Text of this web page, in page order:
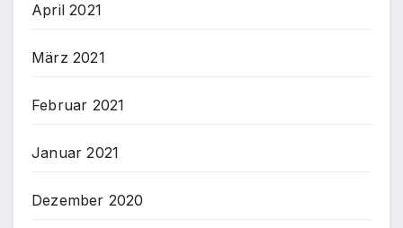
April 2021
März 2021
Februar 2021
Januar 2021
Dezember 2020